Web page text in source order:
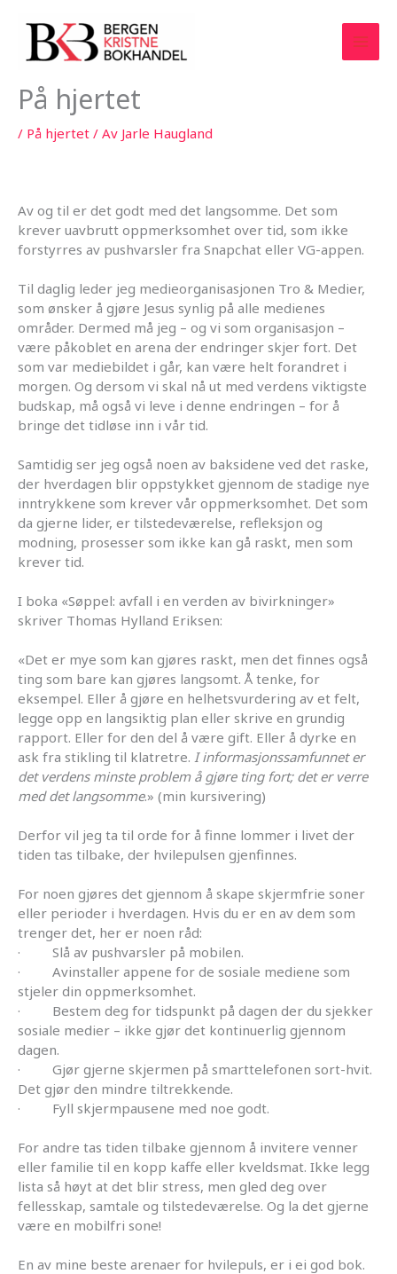
På hjertet
/ På hjertet / Av Jarle Haugland
Av og til er det godt med det langsomme. Det som
krever uavbrutt oppmerksomhet over tid, som ikke
forstyrres av pushvarsler fra Snapchat eller VG-appen.
Til daglig leder jeg medieorganisasjonen Tro & Medier,
som ønsker å gjøre Jesus synlig på alle medienes
områder. Dermed må jeg – og vi som organisasjon –
være påkoblet en arena der endringer skjer fort. Det
som var mediebildet i går, kan være helt forandret i
morgen. Og dersom vi skal nå ut med verdens viktigste
budskap, må også vi leve i denne endringen – for å
bringe det tidløse inn i vår tid.
Samtidig ser jeg også noen av baksidene ved det raske,
der hverdagen blir oppstykket gjennom de stadige nye
inntrykkene som krever vår oppmerksomhet. Det som
da gjerne lider, er tilstedeværelse, refleksjon og
modning, prosesser som ikke kan gå raskt, men som
krever tid.
I boka «Søppel: avfall i en verden av bivirkninger»
skriver Thomas Hylland Eriksen:
«Det er mye som kan gjøres raskt, men det finnes også
ting som bare kan gjøres langsomt. Å tenke, for
eksempel. Eller å gjøre en helhetsvurdering av et felt,
legge opp en langsiktig plan eller skrive en grundig
rapport. Eller for den del å være gift. Eller å dyrke en
ask fra stikling til klatretre. I informasjonssamfunnet er
det verdens minste problem å gjøre ting fort; det er verre
med det langsomme.» (min kursivering)
Derfor vil jeg ta til orde for å finne lommer i livet der
tiden tas tilbake, der hvilepulsen gjenfinnes.
For noen gjøres det gjennom å skape skjermfrie soner
eller perioder i hverdagen. Hvis du er en av dem som
trenger det, her er noen råd:
· Slå av pushvarsler på mobilen.
· Avinstaller appene for de sosiale mediene som
stjeler din oppmerksomhet.
· Bestem deg for tidspunkt på dagen der du sjekker
sosiale medier – ikke gjør det kontinuerlig gjennom
dagen.
· Gjør gjerne skjermen på smarttelefonen sort-hvit.
Det gjør den mindre tiltrekkende.
· Fyll skjermpausene med noe godt.
For andre tas tiden tilbake gjennom å invitere venner
eller familie til en kopp kaffe eller kveldsmat. Ikke legg
lista så høyt at det blir stress, men gled deg over
fellesskap, samtale og tilstedeværelse. Og la det gjerne
være en mobilfri sone!
En av mine beste arenaer for hvilepuls, er i ei god bok.